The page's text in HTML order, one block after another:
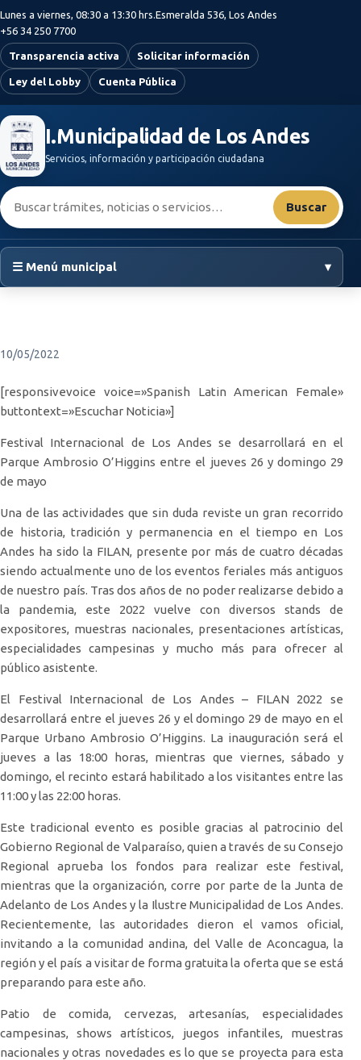
Saltar al contenido principal
Lunes a viernes, 08:30 a 13:30 hrs.Esmeralda 536, Los Andes
+56 34 250 7700
Transparencia activa Solicitar información
Ley del Lobby Cuenta Pública
I.Municipalidad de Los Andes
Servicios, información y participación ciudadana
Buscar:
Buscar
☰ Menú municipal ▾
10/05/2022
[responsivevoice voice=»Spanish Latin American Female»
buttontext=»Escuchar Noticia»]
Festival Internacional de Los Andes se desarrollará en el
Parque Ambrosio O’Higgins entre el jueves 26 y domingo 29
de mayo
Una de las actividades que sin duda reviste un gran recorrido
de historia, tradición y permanencia en el tiempo en Los
Andes ha sido la FILAN, presente por más de cuatro décadas
siendo actualmente uno de los eventos feriales más antiguos
de nuestro país. Tras dos años de no poder realizarse debido a
la pandemia, este 2022 vuelve con diversos stands de
expositores, muestras nacionales, presentaciones artísticas,
especialidades campesinas y mucho más para ofrecer al
público asistente.
El Festival Internacional de Los Andes – FILAN 2022 se
desarrollará entre el jueves 26 y el domingo 29 de mayo en el
Parque Urbano Ambrosio O’Higgins. La inauguración será el
jueves a las 18:00 horas, mientras que viernes, sábado y
domingo, el recinto estará habilitado a los visitantes entre las
11:00 y las 22:00 horas.
Este tradicional evento es posible gracias al patrocinio del
Gobierno Regional de Valparaíso, quien a través de su Consejo
Regional aprueba los fondos para realizar este festival,
mientras que la organización, corre por parte de la Junta de
Adelanto de Los Andes y la Ilustre Municipalidad de Los Andes.
Recientemente, las autoridades dieron el vamos oficial,
invitando a la comunidad andina, del Valle de Aconcagua, la
región y el país a visitar de forma gratuita la oferta que se está
preparando para este año.
Patio de comida, cervezas, artesanías, especialidades
campesinas, shows artísticos, juegos infantiles, muestras
nacionales y otras novedades es lo que se proyecta para esta